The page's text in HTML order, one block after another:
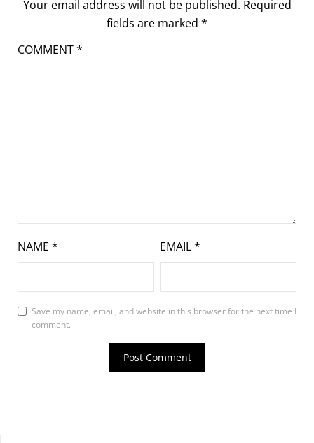
Your email address will not be published. Required
fields are marked *
COMMENT*
NAME * EMAIL*
Save my name, email, and website in this browser for the next time I
comment.